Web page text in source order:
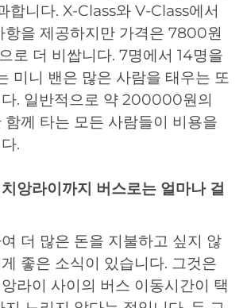
합니다. X-Class와 V-Class에서
항을 제공하지만 가격은 7800원
로 더 비쌉니다. 7명에서 14명을
미니 밴은 많은 사람을 태우는 또
. 일반적으로 약 200000원의
함께 타는 모든 사람들이 비용을
.
앙라이까지 버스로는 얼마나 걸
더 많은 돈을 지불하고 싶지 않
좋은 소식이 있습니다. 그것은
라이 사이의 버스 이동시간이 택